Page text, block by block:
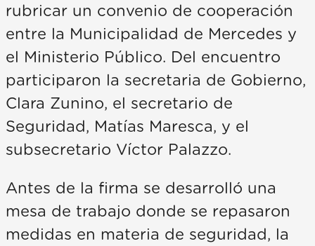
rubricar un convenio de cooperación
entre la Municipalidad de Mercedes y
el Ministerio Público. Del encuentro
participaron la secretaria de Gobierno,
Clara Zunino, el secretario de
Seguridad, Matías Maresca, y el
subsecretario Víctor Palazzo.
Antes de la firma se desarrolló una
mesa de trabajo donde se repasaron
medidas en materia de seguridad, la